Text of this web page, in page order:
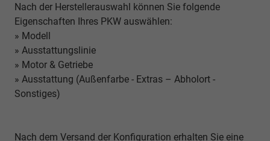
Nach der Herstellerauswahl können Sie folgende
Eigenschaften Ihres PKW auswählen:
» Modell
» Ausstattungslinie
» Motor & Getriebe
» Ausstattung (Außenfarbe - Extras – Abholort -
Sonstiges)
Nach dem Versand der Konfiguration erhalten Sie eine